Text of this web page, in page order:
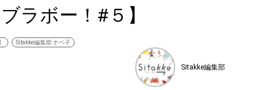
ラボー！#５】
Sitakke編集部 ナベ子
Sitakke編集部